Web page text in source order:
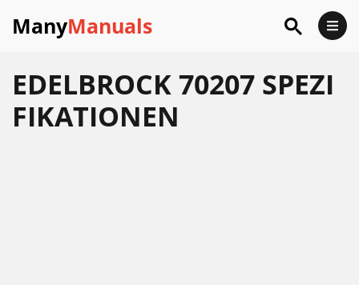
ManyManuals
EDELBROCK 70207 SPEZI
FIKATIONEN